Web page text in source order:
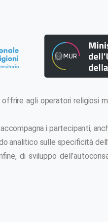
agli operatori religiosi
i partecipanti,
analitico sulle specificità
di sviluppo